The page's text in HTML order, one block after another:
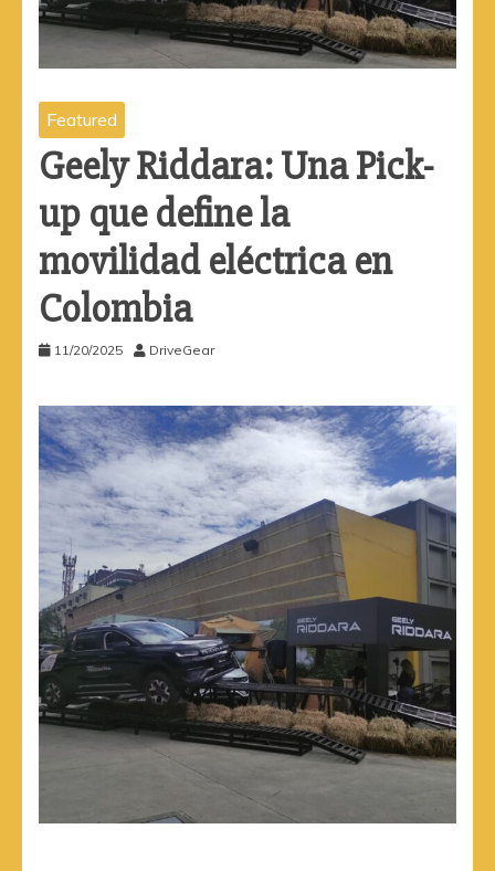
Featured
Geely Riddara: Una Pick-
up que define la
movilidad eléctrica en
Colombia
11/20/2025 DriveGear